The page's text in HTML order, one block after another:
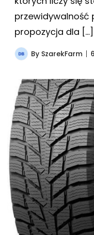
przewidywalność
propozycja dla […]
By SzarekFarm